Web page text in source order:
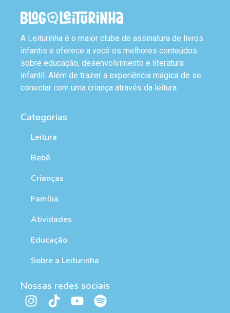
A Leiturinha é o maior clube de assinatura de livros
infantis e oferece a você os melhores conteúdos
sobre educação, desenvolvimento e literatura
infantil. Além de trazer a experiência mágica de se
conectar com uma criança através da leitura.
Categorias
Leitura
Bebê
Crianças
Família
Atividades
Educação
Sobre a Leiturinha
Nossas redes sociais